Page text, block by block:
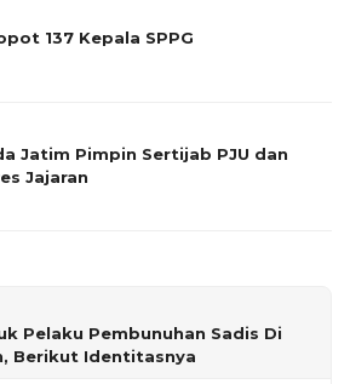
137 Kepala SPPG
Jatim Pimpin Sertijab PJU dan
Jajaran
Pelaku Pembunuhan Sadis Di
Berikut Identitasnya